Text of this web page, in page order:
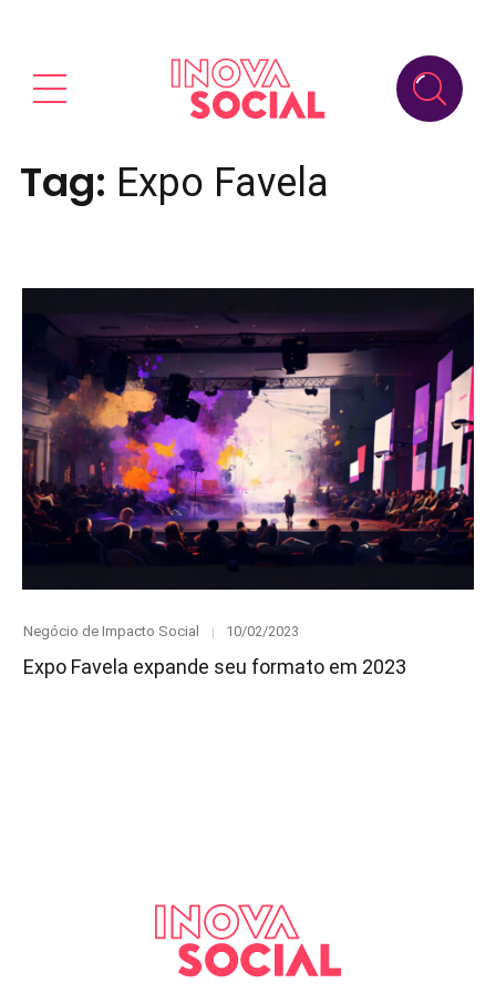
Tag: Expo Favela
Category
Negócio de Impacto Social
Posted
10/02/2023
Expo Favela expande seu formato em 2023